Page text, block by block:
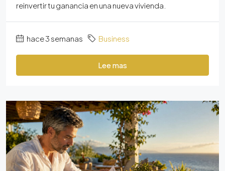
reinvertir tu ganancia en una nueva vivienda.
hace 3 semanas Business
Lee mas